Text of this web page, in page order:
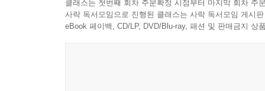
클래스는 첫번째 회차 주문확정 시점부터 마지막 회차 주
사락 독서모임으로 진행된 클래스는 사락 독서모임 게시
eBook 페이백, CD/LP, DVD/Blu-ray, 패션 및 판매금지 상